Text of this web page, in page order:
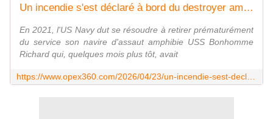
Un incendie s'est déclaré à bord du destroyer américain USS Zumwalt - Zone Militaire
En 2021, l'US Navy dut se résoudre à retirer prématurément
du service son navire d'assaut amphibie USS Bonhomme
Richard qui, quelques mois plus tôt, avait